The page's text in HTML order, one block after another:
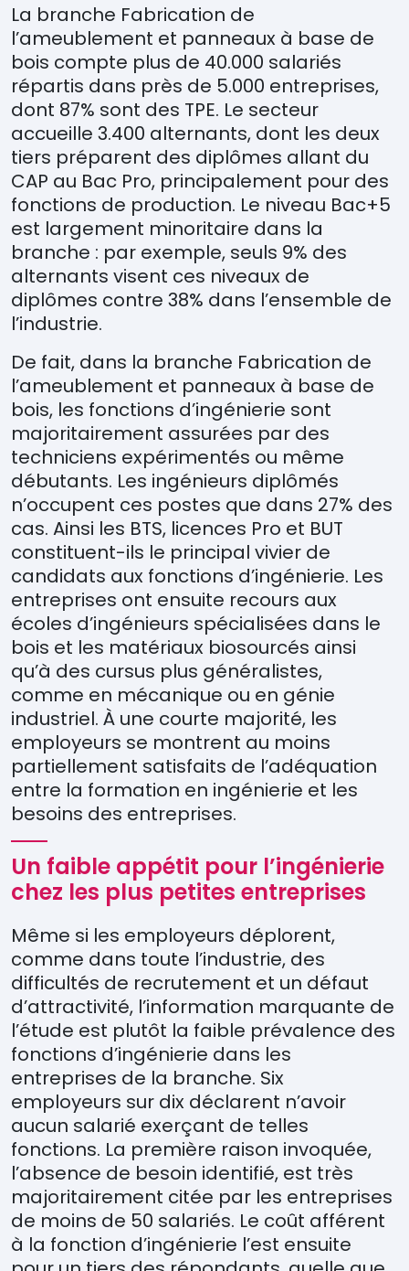
La branche Fabrication de
l’ameublement et panneaux à base de
bois compte plus de 40.000 salariés
répartis dans près de 5.000 entreprises,
dont 87% sont des TPE. Le secteur
accueille 3.400 alternants, dont les deux
tiers préparent des diplômes allant du
CAP au Bac Pro, principalement pour des
fonctions de production. Le niveau Bac+5
est largement minoritaire dans la
branche : par exemple, seuls 9% des
alternants visent ces niveaux de
diplômes contre 38% dans l’ensemble de
l’industrie.
De fait, dans la branche Fabrication de
l’ameublement et panneaux à base de
bois, les fonctions d’ingénierie sont
majoritairement assurées par des
techniciens expérimentés ou même
débutants. Les ingénieurs diplômés
n’occupent ces postes que dans 27% des
cas. Ainsi les BTS, licences Pro et BUT
constituent-ils le principal vivier de
candidats aux fonctions d’ingénierie. Les
entreprises ont ensuite recours aux
écoles d’ingénieurs spécialisées dans le
bois et les matériaux biosourcés ainsi
qu’à des cursus plus généralistes,
comme en mécanique ou en génie
industriel. À une courte majorité, les
employeurs se montrent au moins
partiellement satisfaits de l’adéquation
entre la formation en ingénierie et les
besoins des entreprises.
Un faible appétit pour l’ingénierie
chez les plus petites entreprises
Même si les employeurs déplorent,
comme dans toute l’industrie, des
difficultés de recrutement et un défaut
d’attractivité, l’information marquante de
l’étude est plutôt la faible prévalence des
fonctions d’ingénierie dans les
entreprises de la branche. Six
employeurs sur dix déclarent n’avoir
aucun salarié exerçant de telles
fonctions. La première raison invoquée,
l’absence de besoin identifié, est très
majoritairement citée par les entreprises
de moins de 50 salariés. Le coût afférent
à la fonction d’ingénierie l’est ensuite